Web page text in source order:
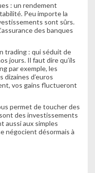
: un rendement
Peu importe la
sont sûrs.
des banques
trading : qui séduit de
jours. Il faut dire qu’ils
par exemple, les
d’euros
vos gains fluctueront
permet de toucher des
des investissements
aussi aux simples
négocient désormais à